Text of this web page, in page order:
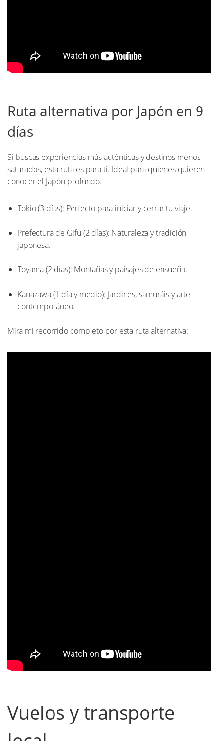
Ruta alternativa por Japón en 9
días
Si buscas experiencias más auténticas y destinos menos
saturados, esta ruta es para ti. Ideal para quienes quieren
conocer el Japón profundo.
Tokio (3 días): Perfecto para iniciar y cerrar tu viaje.
Prefectura de Gifu (2 días): Naturaleza y tradición
japonesa.
Toyama (2 días): Montañas y paisajes de ensueño.
Kanazawa (1 día y medio): Jardines, samuráis y arte
contemporáneo.
Mira mi recorrido completo por esta ruta alternativa:
Vuelos y transporte